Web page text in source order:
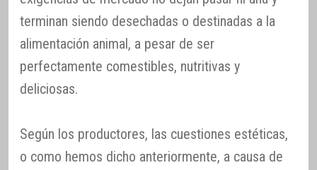
terminan siendo desechadas o destinadas a la
alimentación animal, a pesar de ser
perfectamente comestibles, nutritivas y
deliciosas.
Según los productores, las cuestiones estéticas,
o como hemos dicho anteriormente, a causa de